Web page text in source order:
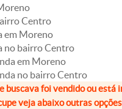
Centro
em Moreno
no bairro Centro
em Moreno
no bairro Centro
buscava foi vendido ou está
veja abaixo outras